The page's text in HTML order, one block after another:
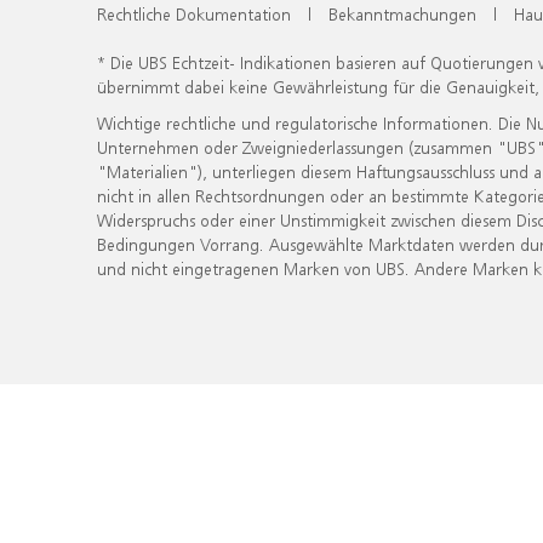
Rechtliche Dokumentation | Bekanntmachungen |
* Die UBS Echtzeit- Indikationen basieren auf
übernimmt dabei keine Gewährleistung für die
Wichtige rechtliche und regulatorische Informationen. Die
Unternehmen oder Zweigniederlassungen (zusammen
"Materialien"), unterliegen diesem Haftungsausschluss
nicht in allen Rechtsordnungen oder an bestimmte
Widerspruchs oder einer Unstimmigkeit zwischen diesem
Bedingungen Vorrang. Ausgewählte Marktdaten werden
und nicht eingetragenen Marken von UBS. Andere Marken